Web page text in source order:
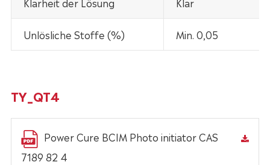
Unlösliche Stoffe (%) Min. 0,05
TY_QT4
Power Cure BCIM Photo initiator CAS
7189 82 4